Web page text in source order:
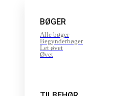
BØGER
Alle bøger
Begynderbøger
Let øvet
Øvet